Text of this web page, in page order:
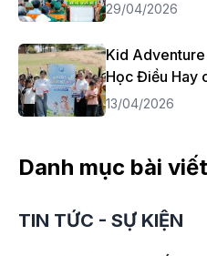
29/04/2026
Kid Adventure
Học Điều Hay
13/04/2026
Danh mục bài viết
TIN TỨC - SỰ KIỆN